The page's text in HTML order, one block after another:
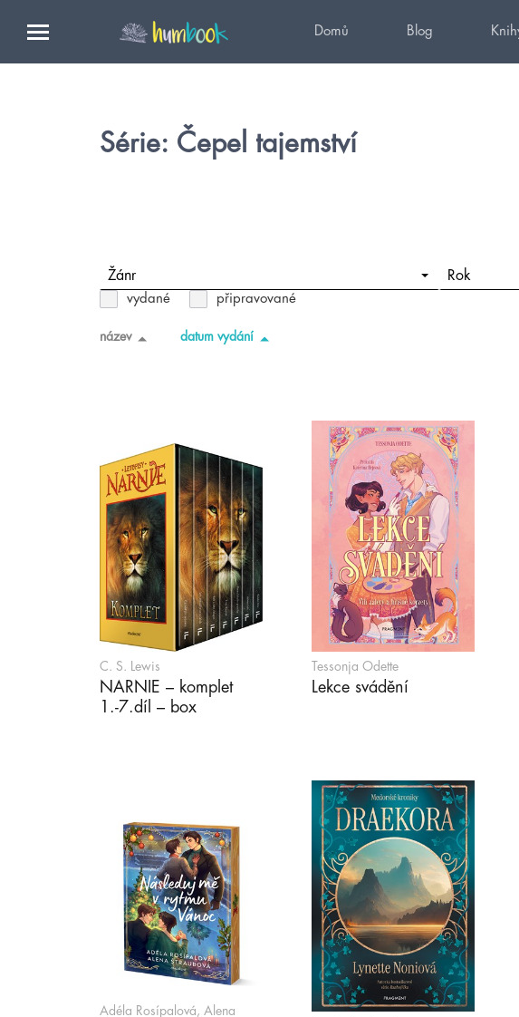
Domů Blog
Série: Čepel tajemství
Žánr Rok
vydané připravované
název datum vydání
C. S. Lewis
NARNIE – komplet
1.-7.díl – box
Tessonja Odette
Lekce svádění
Adéla Rosípalová, Alena